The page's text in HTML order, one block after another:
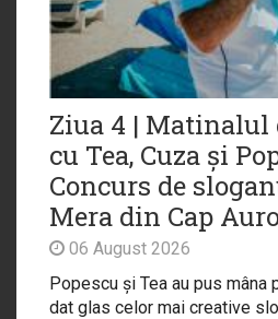
Ziua 4 | Matinalul
cu Tea, Cuza și
Concurs de
Mera din Cap
06 August 2026
Popescu și Tea au pus mâna
dat glas celor mai creative